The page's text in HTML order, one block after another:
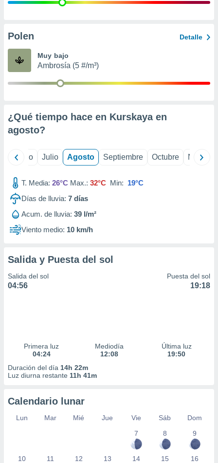
e
publicidad
Polen Detalle
Muy bajo
Ambrosía (5 #/m³)
¿Qué tiempo hace en Kurskaya en
agosto?
Junio Julio Agosto Septiembre Octubre
T. Media: 26°C Max.: 32°C Min: 19°C
Días de lluvia: 7 días
Acum. de lluvia: 39 l/m²
Viento medio: 10 km/h
Salida y Puesta del sol
Salida del sol
04:56
Puesta del sol
19:18
Primera luz
04:24
Mediodía
12:08
Última luz
19:50
Duración del día 14h 22m
Luz diurna restante 11h 41m
Calendario lunar
Lun Mar Mié Jue Vie Sáb
Dom
7
8 9
10 11 12 13 14 15 16